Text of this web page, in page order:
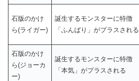
石版のかけ
ら(ライガー)
誕生するモンスターに特徴
「ふんばり」がプラスされる
石版のかけ
ら(ジョーカ
ー)
誕生するモンスターに特徴
「本気」がプラスされる